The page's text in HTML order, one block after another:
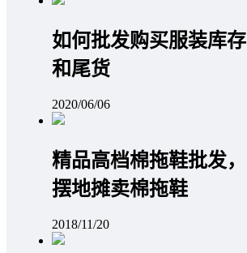
如何批发购买服装库存
和尾货
2020/06/06
精品高档棉拖鞋批发，
摆地摊卖棉拖鞋
2018/11/20